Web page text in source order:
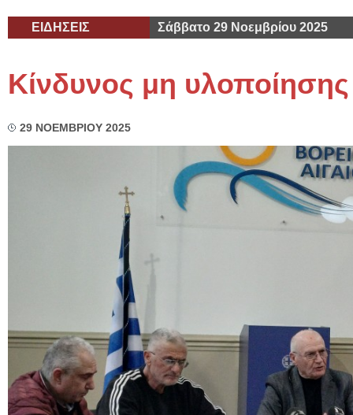
ΕΙΔΗΣΕΙΣ Σάββατο 29 Νοεμβρίου 2025
Κίνδυνος μη υλοποίησης
29 ΝΟΕΜΒΡΙΟΥ 2025